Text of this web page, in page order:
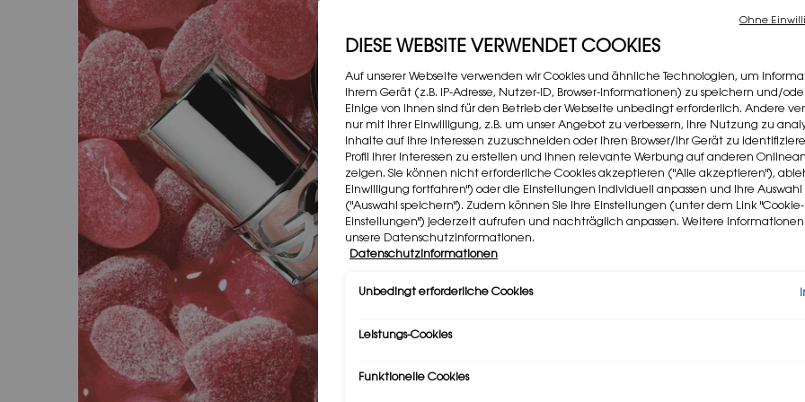
−
Ein
DIESE WEBSITE VERWENDET COOKIES
Auf unserer Webseite verwenden wir Cookies und ähnliche Technologien, um
Ihrem Gerät (z.B. IP-Adresse, Nutzer-ID, Browser-Informationen) zu speichern und/
Einige von ihnen sind für den Betrieb der Webseite unbedingt erforderlich. Andere
nur mit Ihrer Einwilligung, z.B. um unser Angebot zu verbessern, ihre Nutzung zu
Inhalte auf Ihre Interessen zuzuschneiden oder Ihren Browser/Ihr Gerät zu
Profil Ihrer Interessen zu erstellen und Ihnen relevante Werbung auf anderen
zeigen. Sie können nicht erforderliche Cookies akzeptieren ("Alle akzeptieren"),
Einwilligung fortfahren") oder die Einstellungen individuell anpassen und Ihre Auswahl
("Auswahl speichern"). Zudem können Sie Ihre Einstellungen (unter dem Link "Cookie-
Einstellungen") jederzeit aufrufen und nachträglich anpassen. Weitere
unsere Datenschutzinformationen.
Datenschutzinformationen
Unbedingt erforderliche Cookies
Leistungs-Cookies
Funktionelle Cookies
Ohne